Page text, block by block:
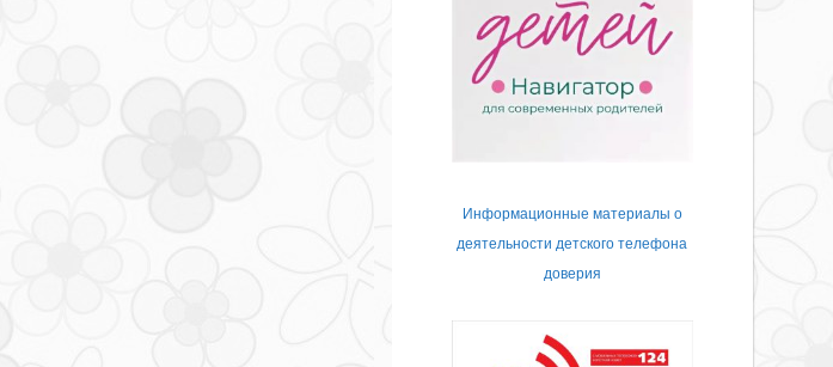
Информационные материалы о
деятельности детского телефона
доверия